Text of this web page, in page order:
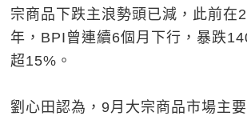
宗商品下跌主浪勢頭已減，此前在
年，BPI曾連續6個月下行，暴跌
超15%。
劉心田認為，9月大宗商品市場主